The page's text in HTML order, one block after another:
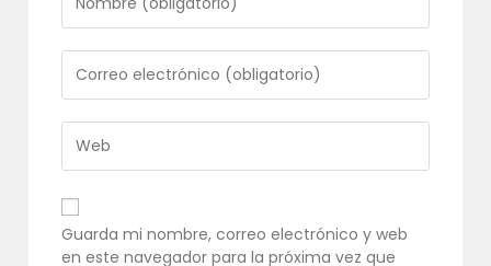
tu
nombre
o
nombre
de
usuario
para
comentar
tu
dirección
de
correo
electrónico
para
comentar
URL
de
tu
web
Guarda mi nombre, correo electrónico y web
en este navegador para la próxima vez que